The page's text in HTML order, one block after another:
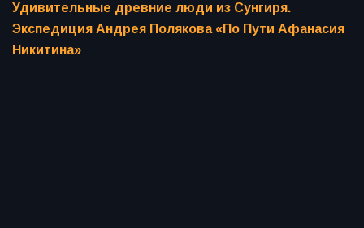
Удивительные древние люди из Сунгиря.
Экспедиция Андрея Полякова «По Пути Афанасия
Никитина»